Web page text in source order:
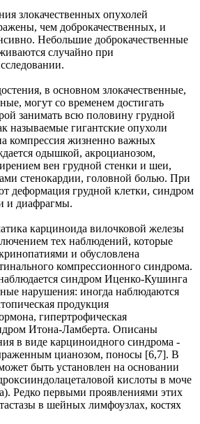
злокачественных опухолей
чем доброкачественных, и
Небольшие доброкачественные
случайно при
в основном злокачественные,
могут со временем достигать
занимать всю половину грудной
называемые гигантские опухоли
компрессия жизненно важных
одышкой, акроцианозом,
вен грудной стенки и шеи,
стенокардии, головной болью. При
деформация грудной клетки, синдром
и диафрагмы.
карциноида вилочковой железы
тех наблюдений, которые
и обусловлена
компрессионного синдрома.
синдром Иценко-Кушинга
нарушения: иногда наблюдаются
продукция
гипертрофическая
Итона-Ламберта. Описаны
в виде карциноидного синдрома -
цианозом, поносы [6,7]. В
быть установлен на основании
кислоты в моче
Редко первыми проявлениями этих
в шейных лимфоузлах, костях